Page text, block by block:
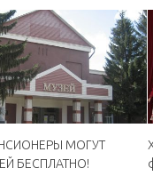
МОГУТ
БЕСПЛАТНО!